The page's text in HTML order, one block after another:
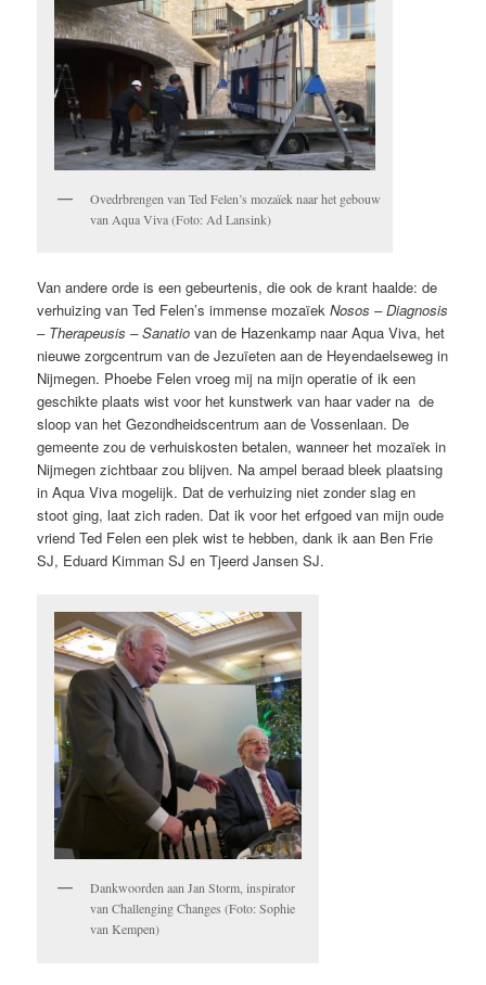
Ovedrbrengen van Ted Felen’s mozaïek naar het gebouw
van Aqua Viva (Foto: Ad Lansink)
Van andere orde is een gebeurtenis, die ook de krant haalde: de
verhuizing van Ted Felen’s immense mozaïekNosos – Diagnosis
– Therapeusis – Sanatiovan de Hazenkamp naar Aqua Viva, het
nieuwe zorgcentrum van de Jezuïeten aan de Heyendaelseweg in
Nijmegen. Phoebe Felen vroeg mij na mijn operatie of ik een
geschikte plaats wist voor het kunstwerk van haar vader na de
sloop van het Gezondheidscentrum aan de Vossenlaan. De
gemeente zou de verhuiskosten betalen, wanneer het mozaïek in
Nijmegen zichtbaar zou blijven. Na ampel beraad bleek plaatsing
in Aqua Viva mogelijk. Dat de verhuizing niet zonder slag en
stoot ging, laat zich raden. Dat ik voor het erfgoed van mijn oude
vriend Ted Felen een plek wist te hebben, dank ik aan Ben Frie
SJ, Eduard Kimman SJ en Tjeerd Jansen SJ.
Dankwoorden aan Jan Storm, inspirator
van Challenging Changes (Foto: Sophie
van Kempen)